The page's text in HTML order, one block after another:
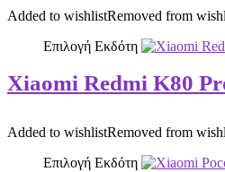
Added to wishlistRemoved from
Επιλογή Εκδότη
Xiaomi Redmi K80
Added to wishlistRemoved from
Επιλογή Εκδότη